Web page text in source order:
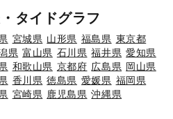
タイドグラフ
宮城県 山形県 福島県 東京都
県 富山県 石川県 福井県 愛知県
和歌山県 京都府 広島県 岡山県
香川県 徳島県 愛媛県 福岡県
宮崎県 鹿児島県 沖縄県